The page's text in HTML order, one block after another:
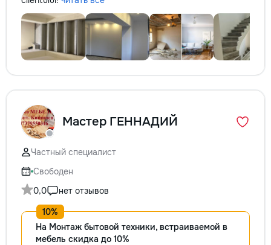
Мастер ГЕННАДИЙ
Частный специалист
Свободен
0,0
нет отзывов
На Монтаж бытовой техники, встраиваемой в
мебель скидка до 10%